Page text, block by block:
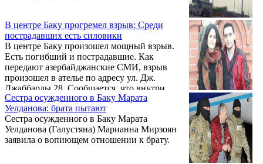
В центре Баку прогремел взрыв: Среди
пострадавших есть силовики
В центре Баку произошел мощный взрыв.
Есть погибший и пострадавшие. Как
передают азербайджанские СМИ, взрыв
произошел в ателье по адресу ул. Дж.
Джаббарлы 28. Сообщается, что внутри
были химикаты.
Сестра осужденного в Баку Марата
Уелданова: брата пытают
Сестра осужденного в Баку Марата
Уелданова (Галустяна) Марианна Мирзоян
заявила о вопиющем отношении к брату.